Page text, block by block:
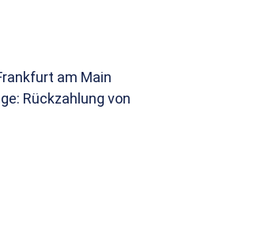
am Main
Rückzahlung von